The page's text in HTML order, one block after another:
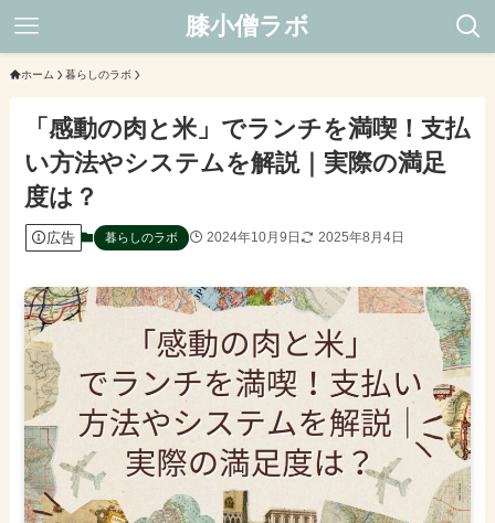
膝小僧ラボ
ホーム 暮らしのラボ
「感動の肉と米」でランチを満喫！支払
い方法やシステムを解説｜実際の満足
度は？
広告 暮らしのラボ 2024年10月9日 2025年8月4日